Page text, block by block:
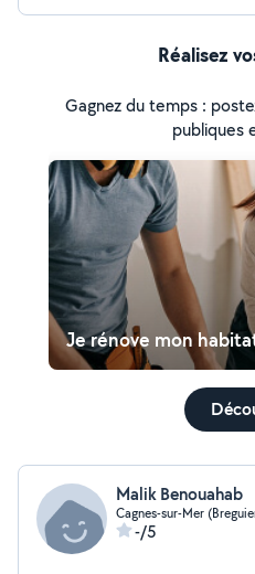
Réalisez
Gagnez du temps :
publiques
Je rénove mon
Malik Benouahab
Cagnes-sur-Mer
-/5